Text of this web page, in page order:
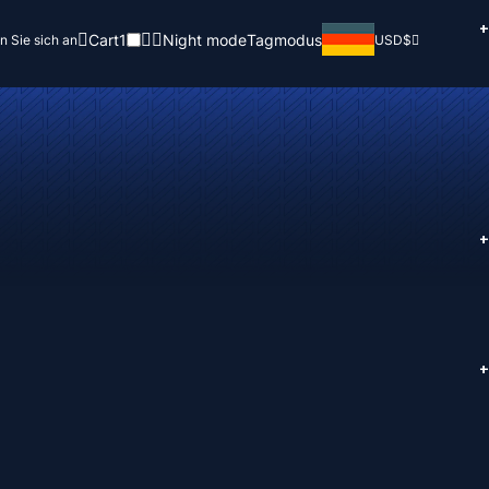
Sie sich an Cart1 Night modeTagmodus USD$
+
+
+